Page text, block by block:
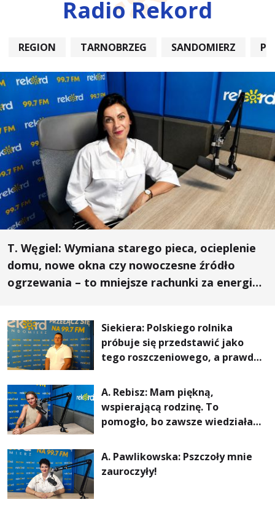
Radio Rekord
REGION TARNOBRZEG SANDOMIERZ
T. Węgiel: Wymiana starego pieca, ocieplenie
domu, nowe okna czy nowoczesne źródło
ogrzewania – to mniejsze rachunki za energię,
Siekiera: Polskiego rolnika
próbuje się przedstawić jako
tego roszczeniowego, a prawda
A. Rebisz: Mam piękną,
wspierającą rodzinę. To
pomogło, bo zawsze wiedziałam,
najważniejsza
A. Pawlikowska: Pszczoły mnie
zauroczyły!